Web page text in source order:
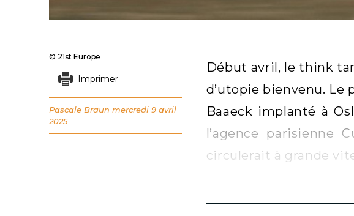
Début avril, le think
d’utopie bienvenu.
Baaeck implanté à
l’agence parisienne
circulerait à grande
© 21st Europe
Imprimer
Pascale Braun mercredi 9 avril
2025